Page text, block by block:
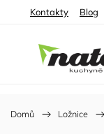
Kontakty Blog
Domů / Ložnice /